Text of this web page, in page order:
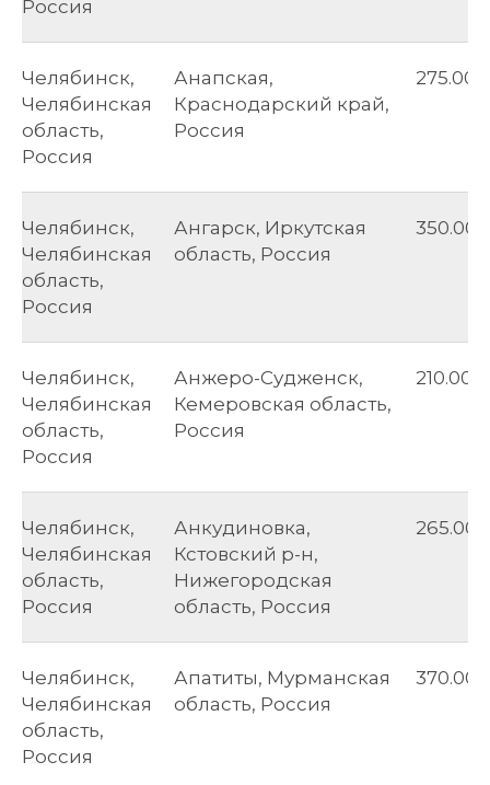
Россия
Челябинск,
Челябинская
область,
Россия
Анапская,
Краснодарский край,
Россия
275.00
Челябинск,
Челябинская
область,
Россия
Ангарск, Иркутская
область, Россия
350.00
Челябинск,
Челябинская
область,
Россия
Анжеро-Судженск,
Кемеровская область,
Россия
210.00
Челябинск,
Челябинская
область,
Россия
Анкудиновка,
Кстовский р-н,
Нижегородская
область, Россия
265.00
Челябинск,
Челябинская
область,
Россия
Апатиты, Мурманская
область, Россия
370.00